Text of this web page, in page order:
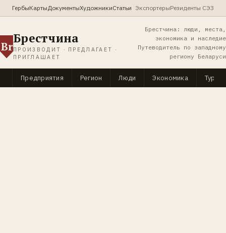
ГербыКартыДокументыХудожникиСтатьи ЭкспортерыРезиденты СЭЗ
Br
Брестчина
ПРОИЗВОДИТ · ПРЕДЛАГАЕТ ·
ПРИГЛАШАЕТ
Брестчина: люди, места,
экономика и наследие
Путеводитель по западному
региону Беларуси
Предприятия Регион Люди Экономика